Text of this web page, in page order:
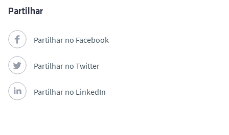
Partilhar
Partilhar no Facebook
Partilhar no Twitter
Partilhar no LinkedIn